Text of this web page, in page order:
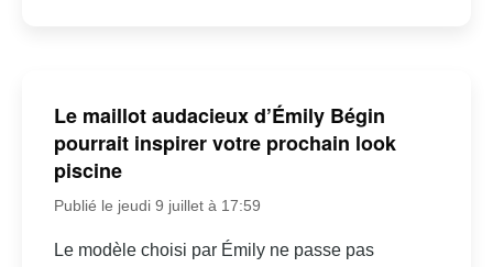
Le maillot audacieux d’Émily Bégin
pourrait inspirer votre prochain look
piscine
Publié le jeudi 9 juillet à 17:59
Le modèle choisi par Émily ne passe pas